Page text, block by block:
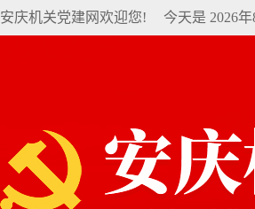
安庆机关党建网欢迎您! 今天是 2026